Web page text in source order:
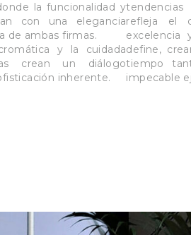
la funcionalidad y
con una elegancia
de ambas firmas.
y la cuidada
crean un diálogo
inherente.
tendencias
refleja el
define,
tiempo
impecable